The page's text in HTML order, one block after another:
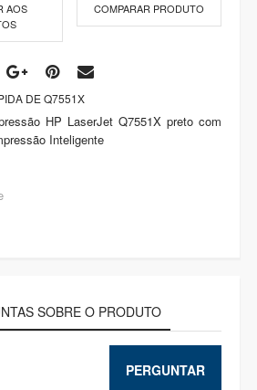
AOS
COMPARAR PRODUTO
DE Q7551X
HP LaserJet Q7551X preto com
Inteligente
SOBRE O PRODUTO
PERGUNTAR